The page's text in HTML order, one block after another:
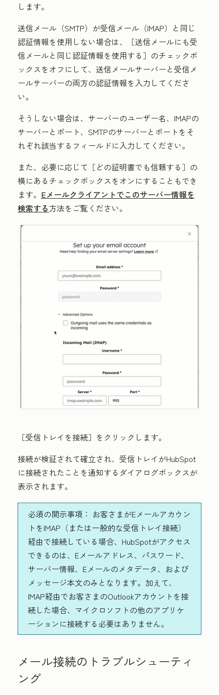
します。
送信メール（SMTP）が受信メール（IMAP）と同じ
認証情報を使用しない場合は、［送信メールにも受
信メールと同じ認証情報を使用する］ のチェックボ
ックスをオフにして、送信メールサーバーと受信メ
ールサーバーの両方の認証情報を入力してくださ
い。
そうしない場合は、サーバーのユーザー名、IMAPの
サーバーと ポート、SMTPのサーバーと ポートをそ
れぞれ該当するフィールドに入力してください。
また、必要に応じて ［どの証明書でも信頼する］の
横にあるチェックボックスをオンにすることもでき
ます。 Eメールクライアントでこのサーバー情報を
検索する方法をご覧ください。
［受信トレイを接続］をクリックします。
接続が検証されて確立され、受信トレイがHubSpot
に接続されたことを通知するダイアログボックスが
表示されます。
必須の開示事項： お客さまがEメールアカウン
トをIMAP（または一般的な受信トレイ接続）
経由で接続している場合、HubSpotがアクセス
できるのは、Eメールアドレス、パスワード、
サーバー情報、Eメールのメタデータ、および
メッセージ本文のみとなります。加えて、
IMAP経由でお客さまのOutlookアカウントを接
続した場合、マイクロソフトの他のアプリケ
ーションに接続する必要はありません。
メール接続のトラブルシューティ
ング